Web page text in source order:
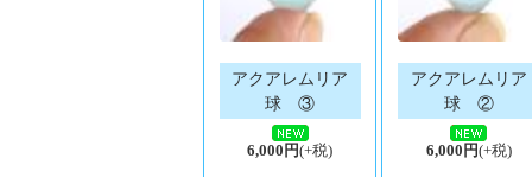
アクアレムリア
球 ③
6,000円(+税)
アクアレムリア
球 ②
6,000円(+税)